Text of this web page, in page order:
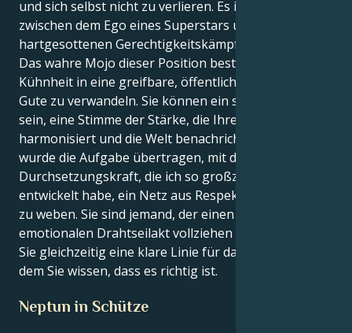
und sich selbst nicht zu verlieren. Es ist ein Kampf
zwischen dem Ego eines Superstars und dem eines
hartgesottenen Gerechtigkeitskämpfers.
Das wahre Mojo dieser Position besteht darin, Ihre
Kühnheit in eine greifbare, öffentliche Kraft für das
Gute zu verwandeln. Sie können ein stiller Anführer
sein, eine Stimme der Stärke, die Ihre Sphären
harmonisiert und die Welt benachrichtigt. Ihnen
wurde die Aufgabe übertragen, mit der immensen
Durchsetzungskraft, die ich so großzügig in mir
entwickelt habe, ein Netz aus Respekt und Vertrauen
zu weben. Sie sind jemand, der einen sehr komplexen
emotionalen Drahtseilakt vollziehen kann, während
Sie gleichzeitig eine klare Linie für das ziehen, von
dem Sie wissen, dass es richtig ist.
Neptun in Schütze